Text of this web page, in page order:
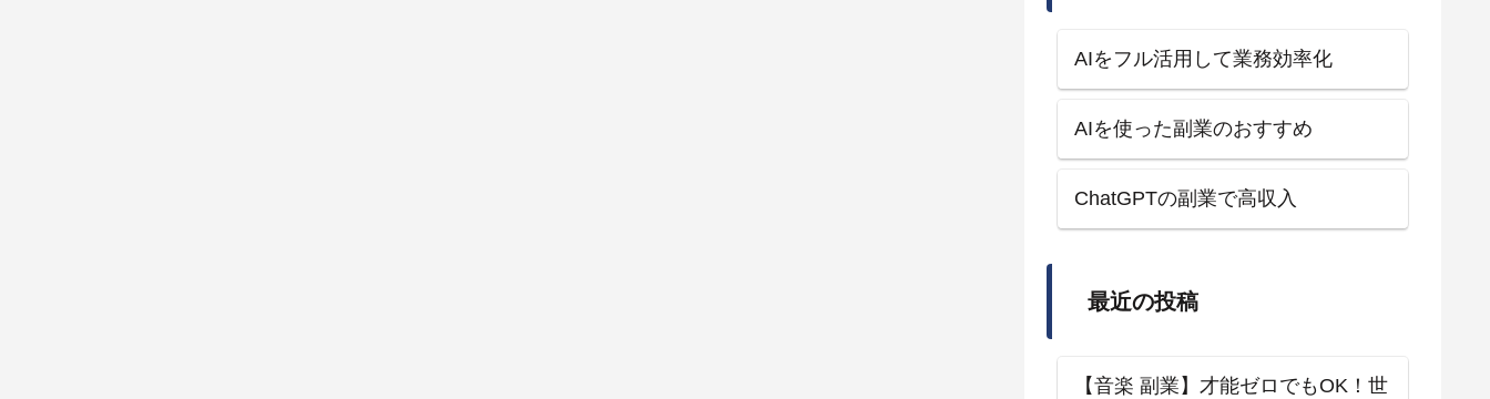
AIをフル活用して業務効率化
AIを使った副業のおすすめ
ChatGPTの副業で高収入
最近の投稿
【音楽 副業】才能ゼロでもOK！世